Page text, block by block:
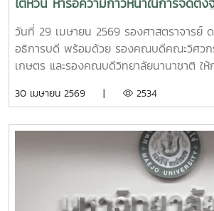
International Talent Circulation Base
Base) ณ มหาวิทยาลัยแม่โจ้ จังหวัดเชี
วันที่ 29 เมษายน 2569 รองศาสตราจารย์
อธิการบดี พร้อมด้วย รองคณบดีคณะวิศวก
เกษตร และรองคณบดีวิทยาลัยนานาชาติ ใ
Chaoyang University of Technology ไต้ห
การ International Talent Circulation
Base) ณ มหาวิทยาลัยแม่โจ้ จังหวัดเชียงให
เยี่ยมชมห้องสำนักงาน อาคารช่วงเกษตรศิ
สำนักงาน INTECT Base มหาวิทยาลัยแม่โ
ศูนย์กีฬาทศมินทรบพิตร เพื่อใช้ในการจัดนิท
30 เมษายน 2569 | 2534